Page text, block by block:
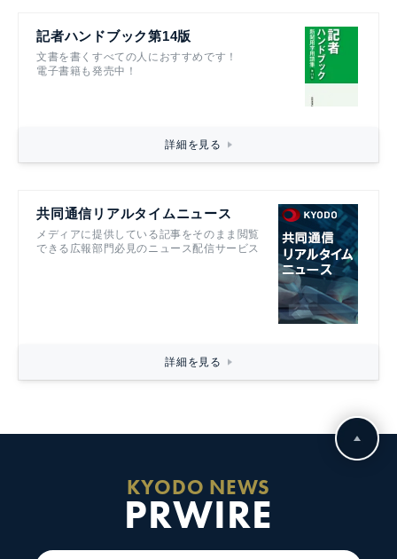
記者ハンドブック第14版
文書を書くすべての人におすすめです！
電子書籍も発売中！
詳細を見る
共同通信リアルタイムニュース
メディアに提供している記事をそのまま閲覧
できる広報部門必見のニュース配信サービス
詳細を見る
KYODO NEWS
PRWIRE